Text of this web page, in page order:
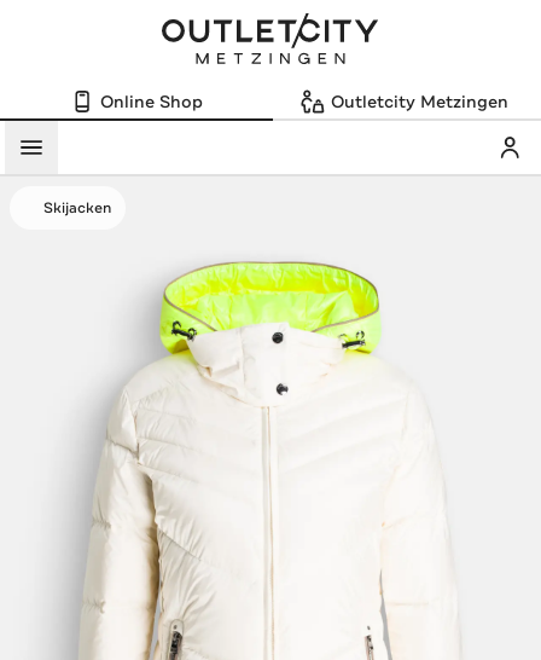
Online Shop Outletcity Metzingen
Menü
Skijacken